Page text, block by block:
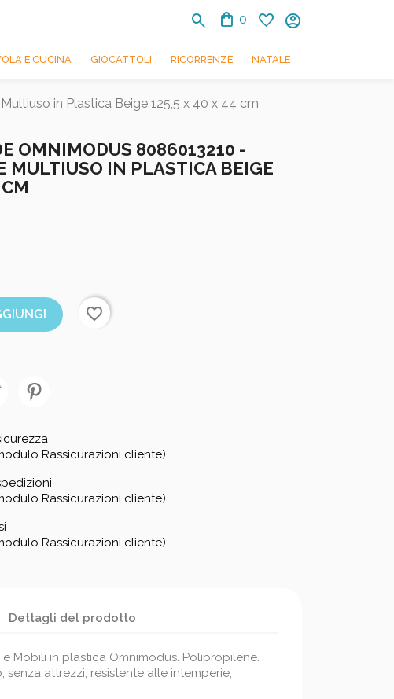
search shopping_bag 0 favorite account_circle
E CUCINA GIOCATTOLI RICORRENZE NATALE
in Plastica Beige 125,5 x 40 x 44 cm
OMNIMODUS 8086013210 -
MULTIUSO IN PLASTICA BEIGE
favorite_border
Rassicurazioni cliente)
Rassicurazioni cliente)
Rassicurazioni cliente)
Dettagli del prodotto
Mobili in plastica Omnimodus. Polipropilene.
senza attrezzi, resistente alle intemperie,